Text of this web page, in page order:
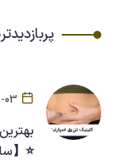
03
⭐【